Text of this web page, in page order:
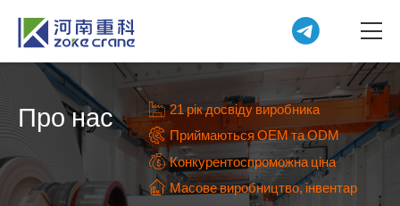
Про нас
21 рік досвіду виробника
Приймаються OEM та ODM
Конкурентоспроможна ціна
Масове виробництво, інвентар